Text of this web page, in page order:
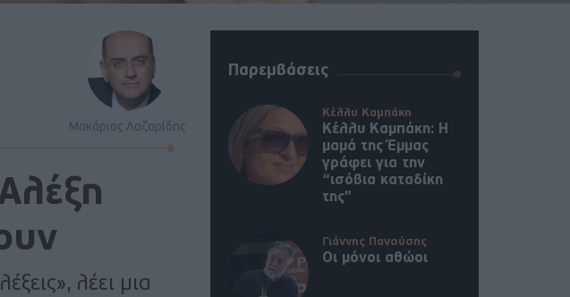
Μακάριος Λαζαρίδης
λέει μια
Παρεμβάσεις
Κέλλυ Καμπάκη
Κέλλυ Καμπάκη: Η
μαμά της Έμμας
γράφει για την
“ισόβια καταδίκη
της”
Γιάννης Πανούσης
Οι μόνοι αθώοι